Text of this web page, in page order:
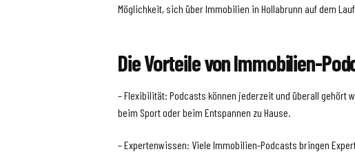
Möglichkeit, sich über Immobilien in Hollabrunn auf dem
Die Vorteile von Immobilien-
– Flexibilität: Podcasts können jederzeit und überall gehört
beim Sport oder beim Entspannen zu Hause.
– Expertenwissen: Viele Immobilien-Podcasts bringen